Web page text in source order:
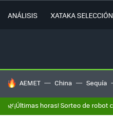
ANÁLISIS XATAKA SELECCIÓN
HOY SE HABLA DE
AEMET China Sequía
🌿¡Últimas horas! Sorteo de robot